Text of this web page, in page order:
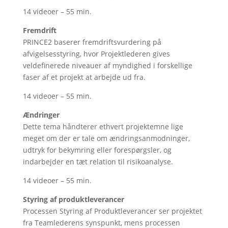
14 videoer – 55 min.
Fremdrift
PRINCE2 baserer fremdriftsvurdering på
afvigelsesstyring, hvor Projektlederen gives
veldefinerede niveauer af myndighed i forskellige
faser af et projekt at arbejde ud fra.
14 videoer – 55 min.
Ændringer
Dette tema håndterer ethvert projektemne lige
meget om der er tale om ændringsanmodninger,
udtryk for bekymring eller forespørgsler, og
indarbejder en tæt relation til risikoanalyse.
14 videoer – 55 min.
Styring af produktleverancer
Processen Styring af Produktleverancer ser projektet
fra Teamlederens synspunkt, mens processen